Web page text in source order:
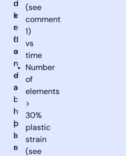
n
k
e
d
a
n
d
a
l
l
b
l
a
d
e
r
f
o
r
e
a
c
h
p
a
r
(see
comment
1)
vs
time
Number
of
elements
>
30%
plastic
strain
(see